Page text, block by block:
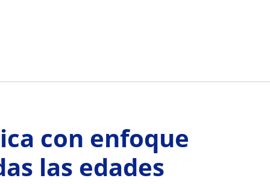
con enfoque
las edades